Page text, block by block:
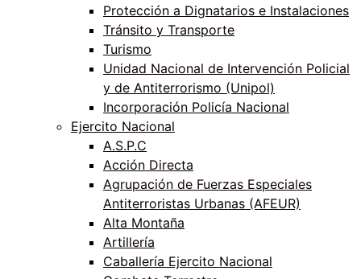
Protección a Dignatarios e Instalaciones
Tránsito y Transporte
Turismo
Unidad Nacional de Intervención Policial
y de Antiterrorismo (Unipol)
Incorporación Policía Nacional
Ejercito Nacional
A.S.P.C
Acción Directa
Agrupación de Fuerzas Especiales
Antiterroristas Urbanas (AFEUR)
Alta Montaña
Artillería
Caballería Ejercito Nacional